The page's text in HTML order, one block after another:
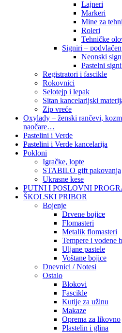
Lajneri
Markeri
Mine za
Roleri
Tehničke
Signiri –
Neonski
Pastelni
Registratori i fascikle
Rokovnici
Selotejp i lepak
Sitan kancelarijski
Zip vreće
Oxylady – ženski rančevi,
naočare…
Pastelini i Verde
Pastelini i Verde kancelarija
Pokloni
Igračke, lopte
STABILO gift pakovanja
Ukrasne kese
PUTNI I POSLOVNI
ŠKOLSKI PRIBOR
Bojenje
Drvene bojice
Flomasteri
Metalik flomasteri
Tempere i vodene
Uljane pastele
Voštane bojice
Dnevnici / Notesi
Ostalo
Blokovi
Fascikle
Kutije za užinu
Makaze
Oprema za likovno
Plastelin i glina